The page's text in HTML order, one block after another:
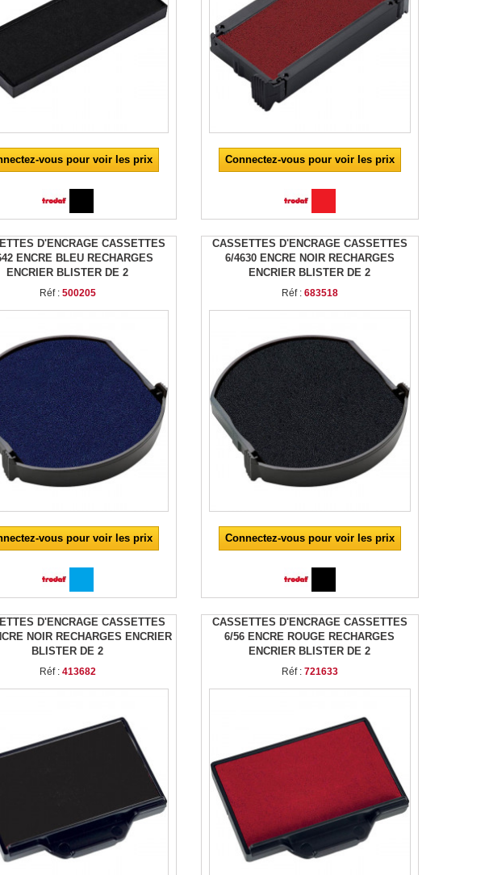
vous pour voir les prix Connectez-vous pour voir les prix
D'ENCRAGE CASSETTES
ENCRE BLEU RECHARGES
ENCRIER BLISTER DE 2
Réf : 500205
vous pour voir les prix
CASSETTES D'ENCRAGE CASSETTES
6/4630 ENCRE NOIR RECHARGES
ENCRIER BLISTER DE 2
Réf : 683518
Connectez-vous pour voir les prix
D'ENCRAGE CASSETTES
NOIR RECHARGES ENCRIER
BLISTER DE 2
Réf : 413682
CASSETTES D'ENCRAGE CASSETTES
6/56 ENCRE ROUGE RECHARGES
ENCRIER BLISTER DE 2
Réf : 721633